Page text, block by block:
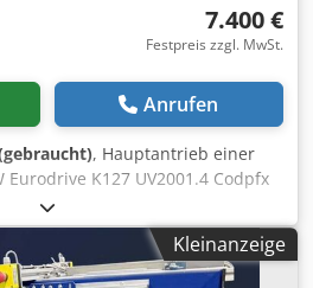
7.400 €
Festpreis zzgl. MwSt.
Anrufen
, Hauptantrieb einer
Eurodrive K127 UV2001.4 Codpfx
Kleinanzeige